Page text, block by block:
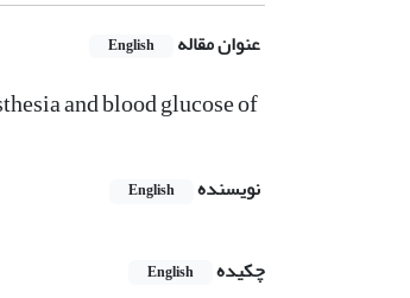
عنوان مقاله English
and blood glucose of
نویسنده English
چکیده
English